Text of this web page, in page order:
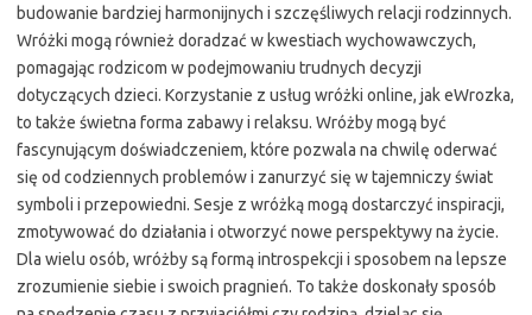
budowanie bardziej harmonijnych i szczęśliwych relacji rodzinnych.
Wróżki mogą również doradzać w kwestiach wychowawczych,
pomagając rodzicom w podejmowaniu trudnych decyzji
dotyczących dzieci. Korzystanie z usług wróżki online, jak eWrozka,
to także świetna forma zabawy i relaksu. Wróżby mogą być
fascynującym doświadczeniem, które pozwala na chwilę oderwać
się od codziennych problemów i zanurzyć się w tajemniczy świat
symboli i przepowiedni. Sesje z wróżką mogą dostarczyć inspiracji,
zmotywować do działania i otworzyć nowe perspektywy na życie.
Dla wielu osób, wróżby są formą introspekcji i sposobem na lepsze
zrozumienie siebie i swoich pragnień. To także doskonały sposób